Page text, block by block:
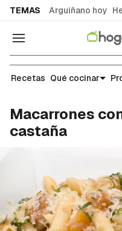
TEMAS Arguiñano hoy
Navegación
Recetas
Recetas Qué cocinar
Macarrones
castaña